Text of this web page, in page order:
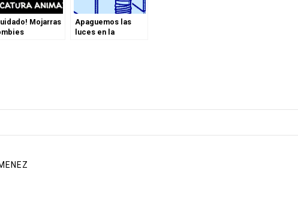
Mojarras
Apaguemos las
luces en la